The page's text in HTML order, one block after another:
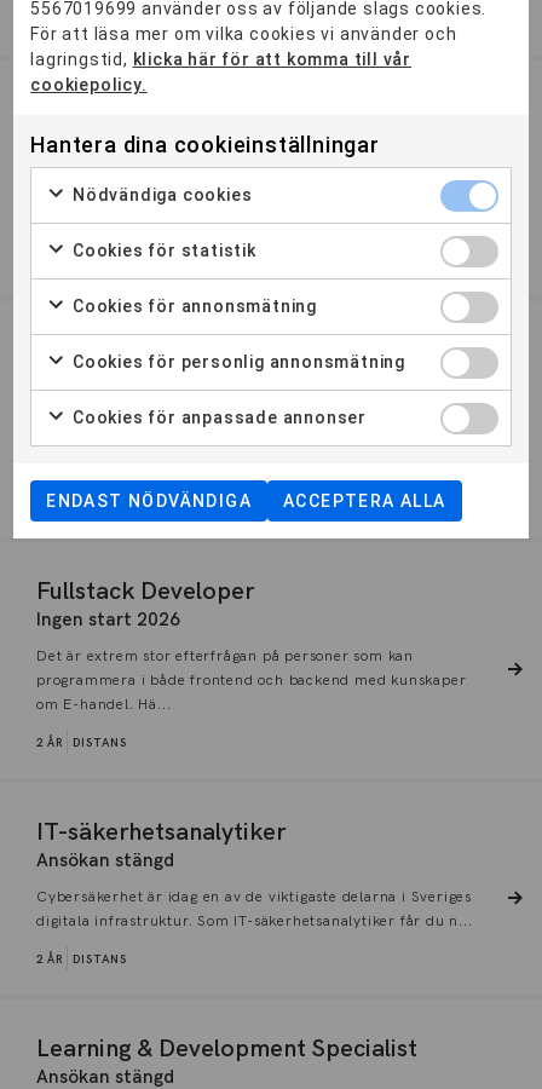
Ansökan stängd
av video, ljud och grafik. Utbildningen ger dig kompetens
at...
1,5 ÅR STOCKHOLM
Marknadskoordinator
Marknadskoordinatorn är spindeln i nätet på en
marknadsavdelning eller marknadsbyrå. Du planerar och
1,5 ÅR STOCKHOLM DISTANS
Fullstack Developer
Ingen start 2026
Det är extrem stor efterfrågan på personer som kan
programmera i både frontend och backend med kunskaper
om E-handel. Hä...
2 ÅR DISTANS
IT-säkerhetsanalytiker
Ansökan stängd
Cybersäkerhet är idag en av de viktigaste delarna i Sveriges
digitala infrastruktur. Som IT-säkerhetsanalytiker får du n...
2 ÅR DISTANS
Learning & Development Specialist
Ansökan stängd
5567019699 använder oss av följande slags cookies.
För att läsa mer om vilka cookies vi använder och
lagringstid, klicka här för att komma till vår
cookiepolicy.
Hantera dina cookieinställningar
Nödvändiga cookies
Cookies för statistik
Cookies för annonsmätning
Cookies för personlig annonsmätning
Cookies för anpassade annonser
ENDAST NÖDVÄNDIGA ACCEPTERA ALLA